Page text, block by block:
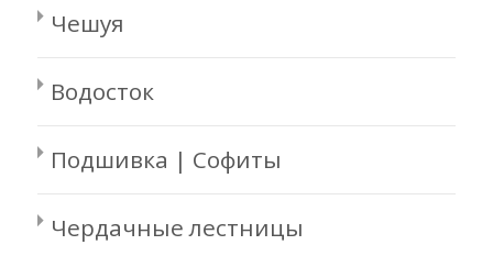
Чешуя
Водосток
Подшивка | Софиты
Чердачные лестницы